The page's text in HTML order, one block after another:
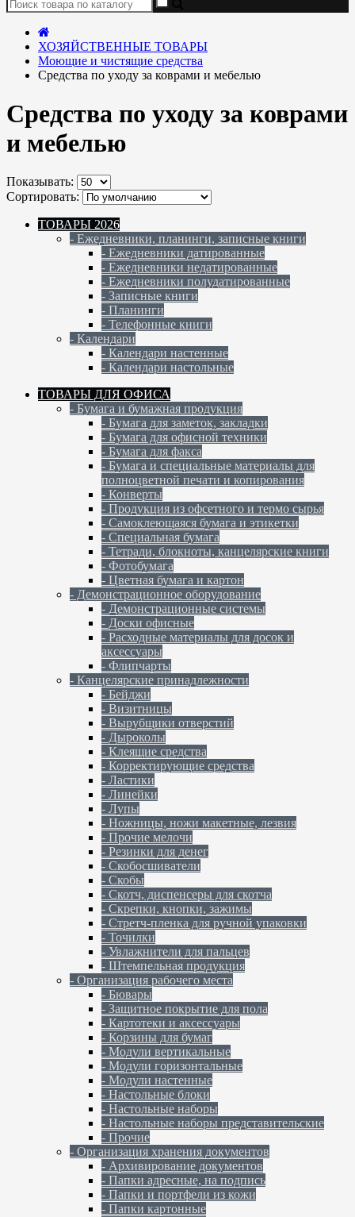
ХОЗЯЙСТВЕННЫЕ ТОВАРЫ
Моющие и чистящие средства
Средства по уходу за коврами и мебелью
Средства по уходу за коврами
и мебелью
Показывать:
Сортировать:
ТОВАРЫ 2026
- Ежедневники, планинги, записные книги
- Ежедневники датированные
- Ежедневники недатированные
- Ежедневники полудатированные
- Записные книги
- Планинги
- Телефонные книги
- Календари
- Календари настенные
- Календари настольные
ТОВАРЫ ДЛЯ ОФИСА
- Бумага и бумажная продукция
- Бумага для заметок, закладки
- Бумага для офисной техники
- Бумага для факса
- Бумага и специальные материалы для
полноцветной печати и копирования
- Конверты
- Продукция из офсетного и термо сырья
- Самоклеющаяся бумага и этикетки
- Специальная бумага
- Тетради, блокноты, канцелярские книги
- Фотобумага
- Цветная бумага и картон
- Демонстрационное оборудование
- Демонстрационные системы
- Доски офисные
- Расходные материалы для досок и
аксессуары
- Флипчарты
- Канцелярские принадлежности
- Бейджи
- Визитницы
- Вырубщики отверстий
- Дыроколы
- Клеящие средства
- Корректирующие средства
- Ластики
- Линейки
- Лупы
- Ножницы, ножи макетные, лезвия
- Прочие мелочи
- Резинки для денег
- Скобосшиватели
- Скобы
- Скотч, диспенсеры для скотча
- Скрепки, кнопки, зажимы
- Стретч-пленка для ручной упаковки
- Точилки
- Увлажнители для пальцев
- Штемпельная продукция
- Организация рабочего места
- Бювары
- Защитное покрытие для пола
- Картотеки и аксессуары
- Корзины для бумаг
- Модули вертикальные
- Модули горизонтальные
- Модули настенные
- Настольные блоки
- Настольные наборы
- Настольные наборы представительские
- Прочие
- Организация хранения документов
- Архивирование документов
- Папки адресные, на подпись
- Папки и портфели из кожи
- Папки картонные